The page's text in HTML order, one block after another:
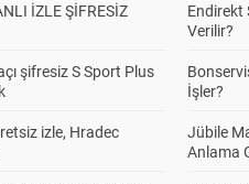
İZLE ŞİFRESİZ
şifresiz S Sport Plus
izle, Hradec
Endirekt
Verilir?
İşler?
Jübile
Anlama